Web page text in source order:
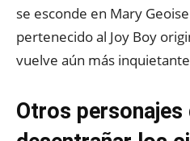
se esconde en Mary
pertenecido al Joy Boy
vuelve aún más
Otros personajes